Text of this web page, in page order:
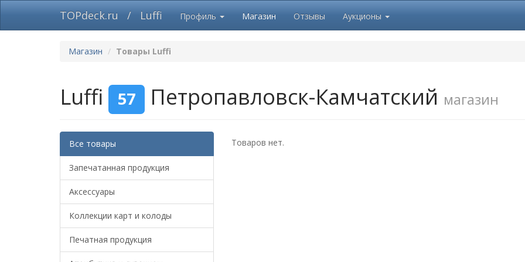
TOPdeck.ru / Luffi Профиль Магазин Отзывы Аукционы
Магазин Товары Luffi
Luffi 57 Петропавловск-Камчатский магазин
Все товары
Запечатанная продукция
Аксессуары
Коллекции карт и колоды
Печатная продукция
Товаров нет.